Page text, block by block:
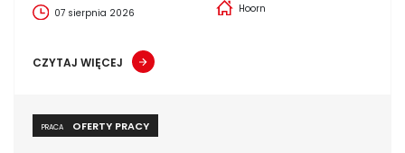
07 sierpnia 2026 Hoorn
CZYTAJ WIĘCEJ
PRACA OFERTY PRACY